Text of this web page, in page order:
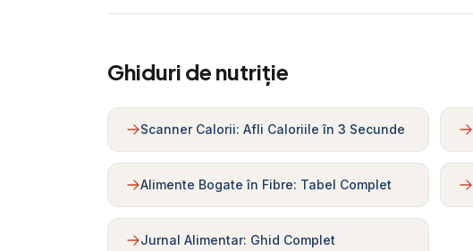
Ghiduri de nutriție
Scanner Calorii: Afli Caloriile în 3 Secunde
Alimente Bogate în Fibre: Tabel Complet
Jurnal Alimentar: Ghid Complet